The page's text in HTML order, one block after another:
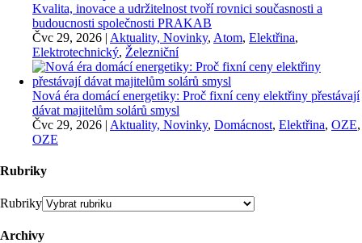
Kvalita, inovace a udržitelnost tvoří rovnici současnosti a
budoucnosti společnosti PRAKAB
Čvc 29, 2026 | Aktuality, Novinky, Atom, Elektřina,
Elektrotechnický, Železniční
Nová éra domácí energetiky: Proč fixní ceny elektřiny přestávají
dávat majitelům solárů smysl
Čvc 29, 2026 | Aktuality, Novinky, Domácnost, Elektřina, OZE,
OZE
Rubriky
Rubriky
Archivy